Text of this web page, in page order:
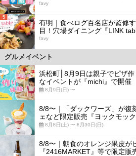
favy
5
有明｜食べログ百名店が監修
目！穴場ダイニング『LINK
favy
グルメイベント
浜松町│8月9日は親子でピザ
なイベントが『michi』で開催
8月9日(日) 〜
8/8〜｜「ダックワーズ」が復
ェなど限定販売『ヨックモック
8月8日(土) 〜 8月30日(日)
8/8〜｜朝食のオレンジ果皮が
『2416MARKET』等で限定販